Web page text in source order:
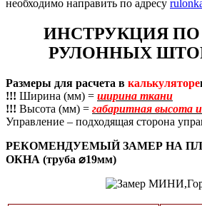
необходимо направить по адресу
ИНСТРУКЦИЯ ПО
РУЛОННЫХ
Размеры для расчета в калькуляторе
!!! Ширина (мм) = ширина ткани
!!! Высота (мм) = габаритная высота
Управление – подходящая сторона
РЕКОМЕНДУЕМЫЙ ЗАМЕР НА
ОКНА (труба ⌀19мм)